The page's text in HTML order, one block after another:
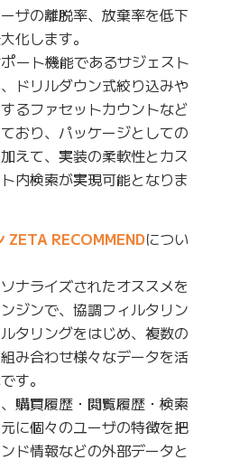
ザの離脱率、放棄率を低下
化します。
ート機能であるサジェスト
ドリルダウン式絞り込みや
るファセットカウントなど
おり、パッケージとしての
えて、実装の柔軟性とカス
内検索が実現可能となりま
ZETA RECOMMENDについ
ナライズされたオススメを
ジンで、協調フィルタリン
タリングをはじめ、複数の
み合わせ様々なデータを活
す。
購買履歴・閲覧履歴・検索
に個々のユーザの特徴を把
ド情報などの外部データと